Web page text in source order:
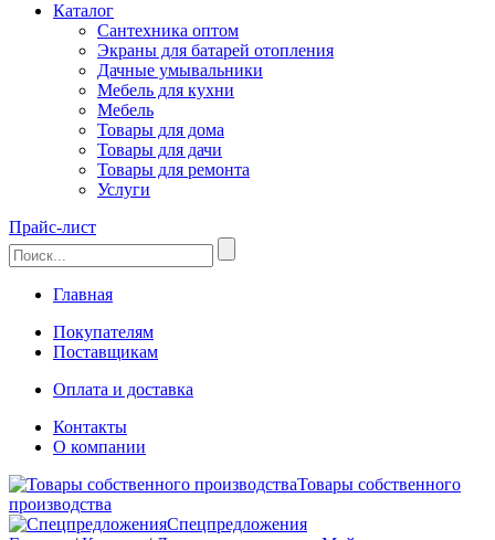
Каталог
Сантехника оптом
Экраны для батарей отопления
Дачные умывальники
Мебель для кухни
Мебель
Товары для дома
Товары для дачи
Товары для ремонта
Услуги
Прайс-лист
Главная
Покупателям
Поставщикам
Оплата и доставка
Контакты
О компании
Товары собственного
производства
Спецпредложения